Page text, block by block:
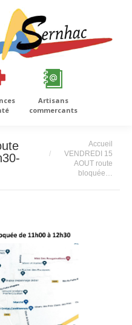
Artisans
commercants
Vous êtes ici :
Accueil
VENDREDI 15
AOUT route
bloquée…